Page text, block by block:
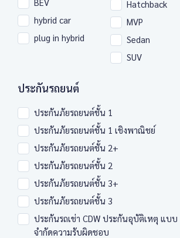
hybrid car
plug in hybrid
Hatchback
MVP
Sedan
SUV
ประกันรถยนต์
ประกันภัยรถยนต์ชั้น 1
ประกันภัยรถยนต์ชั้น 1 เชิงพาณิชย์
ประกันภัยรถยนต์ชั้น 2+
ประกันภัยรถยนต์ชั้น 2
ประกันภัยรถยนต์ชั้น 3+
ประกันภัยรถยนต์ชั้น 3
ประกันรถเช่า CDW ประกันอุบัติเหตุ แบบ
จำกัดความรับผิดชอบ